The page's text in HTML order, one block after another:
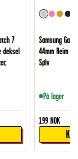
7
deksel
Samsung
44mm Reim
Sølv
På lager
199 NOK